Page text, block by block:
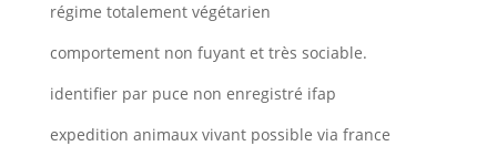
régime totalement végétarien
comportement non fuyant et très sociable.
identifier par puce non enregistré ifap
expedition animaux vivant possible via france